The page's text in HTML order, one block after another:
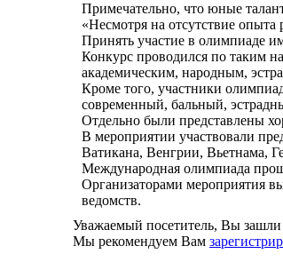
Примечательно, что юные
«Несмотря на отсутствие
Принять участие в олимпиаде
Конкурс проводился по таким
академическим, народным,
Кроме того, участники
современный, бальный,
Отдельно были представлены
В мероприятии участвовали
Ватикана, Венгрии, Вьетнама,
Международная олимпиада
Организаторами мероприятия
ведомств.
Уважаемый посетитель, Вы зашли
Мы рекомендуем Вам